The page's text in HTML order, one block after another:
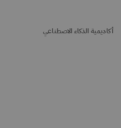
أكاديمية الذكاء الاصطناعي